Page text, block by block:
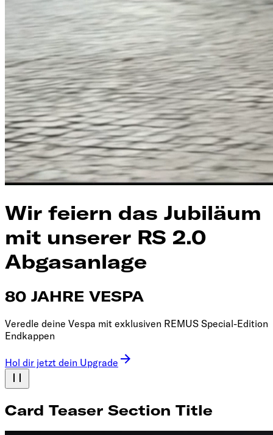
Wir feiern das Jubiläum
mit unserer RS 2.0
Abgasanlage
80 JAHRE VESPA
Veredle deine Vespa mit exklusiven REMUS Special-Edition
Endkappen
Hol dir jetzt dein Upgrade
Card Teaser Section Title